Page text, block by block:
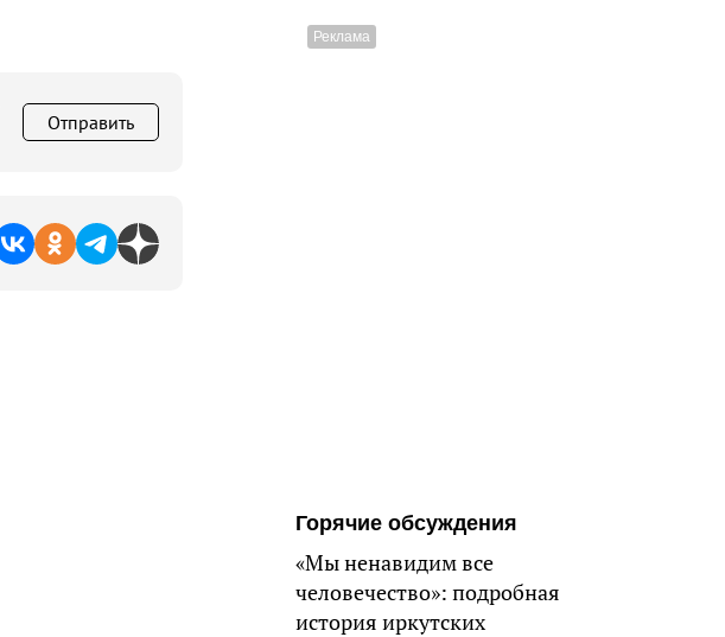
Отправить
Горячие обсуждения
«Мы ненавидим все
человечество»: подробная
история иркутских